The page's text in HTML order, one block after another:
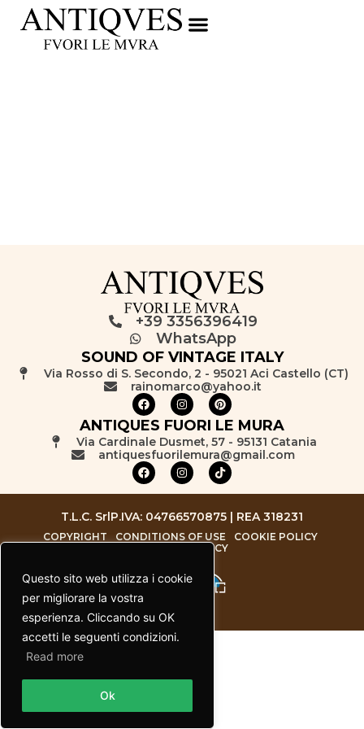
Questo sito web utilizza i cookie
per migliorare la vostra
esperienza. Cliccando su OK
accetti le seguenti condizioni.
Read more
Ok
+39 3356396419
WhatsApp
SOUND OF VINTAGE ITALY
Via Rosso di S. Secondo, 2 - 95021 Aci Castello (CT)
rainomarco@yahoo.it
ANTIQUES FUORI LE MURA
Via Cardinale Dusmet, 57 - 95131 Catania
antiquesfuorilemura@gmail.com
T.L.C. SrlP.IVA: 04766570875 | REA 318231
COPYRIGHT CONDITIONS OF USE
COOKIE POLICY
PRIVACY POLICY